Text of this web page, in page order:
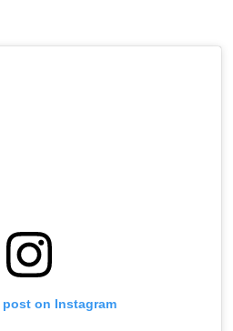
on Instagram